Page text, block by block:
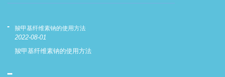
羧甲基纤维素钠的使用方法
2022-08-01
羧甲基纤维素钠的使用方法